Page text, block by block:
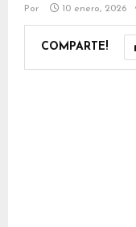
Por 10 enero, 2026
COMPARTE!